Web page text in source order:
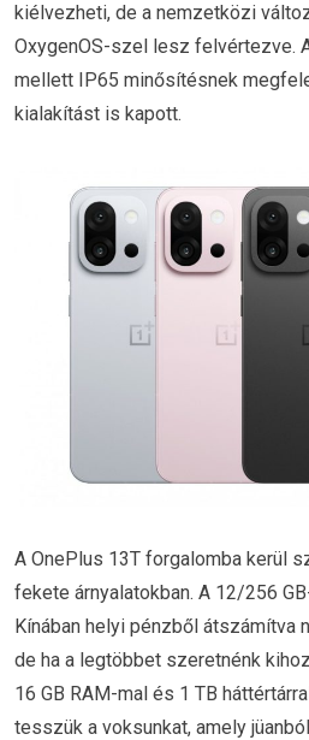
kiélvezheti, de a nemzetközi
OxygenOS-szel lesz felvértezve.
mellett IP65 minősítésnek
kialakítást is kapott.
A OnePlus 13T forgalomba kerül
fekete árnyalatokban. A 12/256
Kínában helyi pénzből átszámítva
de ha a legtöbbet szeretnénk
16 GB RAM-mal és 1 TB
tesszük a voksunkat, amely